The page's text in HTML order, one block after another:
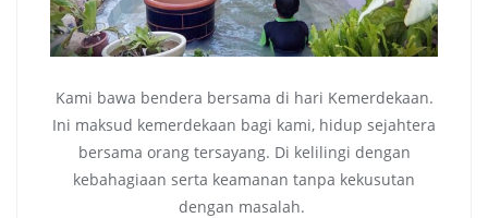
Kami bawa bendera bersama di hari Kemerdekaan.
Ini maksud kemerdekaan bagi kami, hidup sejahtera
bersama orang tersayang. Di kelilingi dengan
kebahagiaan serta keamanan tanpa kekusutan
dengan masalah.